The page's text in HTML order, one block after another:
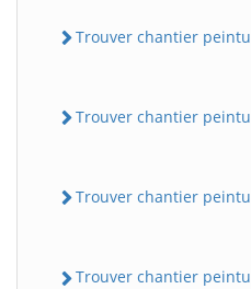
Trouver chantier
Trouver chantier
Trouver chantier
Trouver chantier